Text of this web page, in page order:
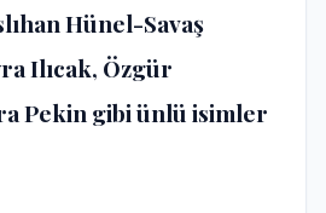
Hünel-Savaş
Ilıcak, Özgür
Pekin gibi ünlü isimler